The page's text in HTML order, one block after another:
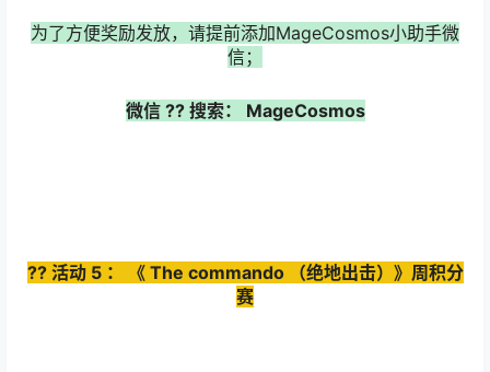
为了方便奖励发放，请提前添加MageCosmos小助手微
信；
微信 ?? 搜索： MageCosmos
?? 活动 5 ： 《 The commando
（绝地出击）》周积分
赛